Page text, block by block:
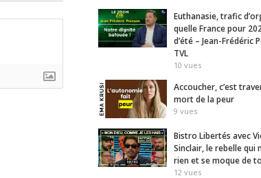
Euthanasie, trafic
quelle France pour
d’été – Jean-Frédéric
TVL
10 vues
Accoucher, c’est
mort de la peur
9 vues
Bistro Libertés avec
Sinclair, le rebelle qui
rien et se moque de
12 vues